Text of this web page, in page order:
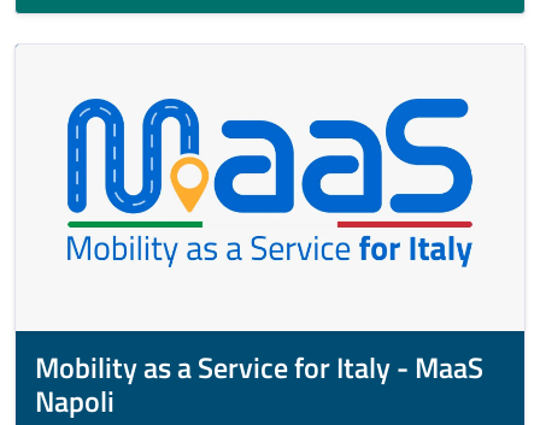
Mobility as a Service for Italy - MaaS
Napoli